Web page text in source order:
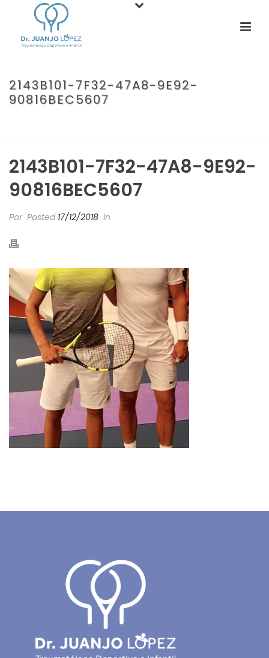
2143B101-7F32-47A8-9E92-
90816BEC5607
2143B101-7F32-47A8-9E92-
90816BEC5607
Por Posted 17/12/2018 In